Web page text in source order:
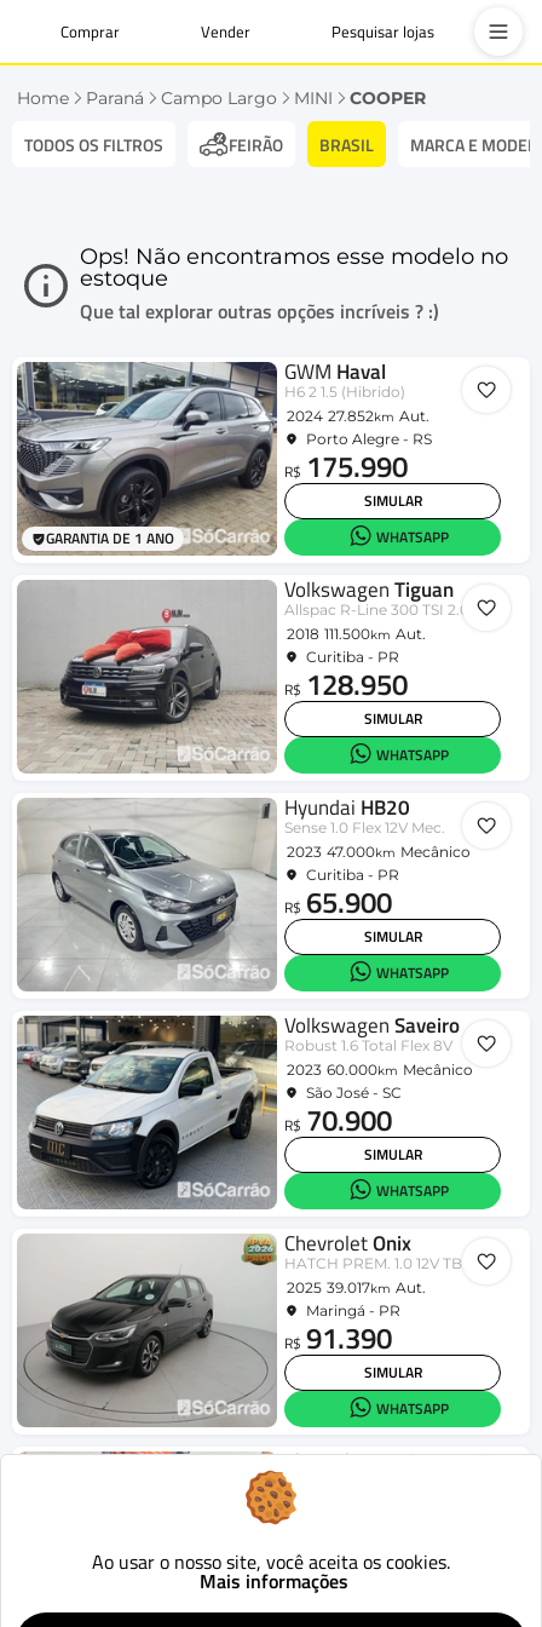
Comprar Vender Pesquisar lojas
Home Paraná Campo Largo MINI COOPER
TODOS OS FILTROS FEIRÃO BRASIL MARCA E
Ops! Não encontramos esse modelo no
estoque
Que tal explorar outras opções incríveis ? :)
GARANTIA DE 1 ANO
GWM Haval
H6 2 1.5 (Hibrido)
2024 27.852km Aut.
Porto Alegre - RS
R$ 175.990
SIMULAR
WHATSAPP
VolkswagenTiguan
Allspac R-Line 300 TSI 2.0
2018 111.500km Aut.
Curitiba - PR
R$ 128.950
SIMULAR
WHATSAPP
Hyundai HB20
Sense 1.0 Flex 12V Mec.
2023 47.000km Mecânico
Curitiba - PR
R$ 65.900
SIMULAR
WHATSAPP
VolkswagenSaveiro
Robust 1.6 Total Flex 8V
2023 60.000km Mecânico
São José - SC
R$ 70.900
SIMULAR
WHATSAPP
ChevroletOnix
HATCH PREM. 1.0 12V TB Flex 5p Aut.
2025 39.017km Aut.
Maringá - PR
R$ 91.390
SIMULAR
WHATSAPP
ChevroletTracker
1.0 Turbo 12V Flex Mec.
2024
R$ 119.900
Ao usar o nosso site, você aceita os cookies.
Mais informações